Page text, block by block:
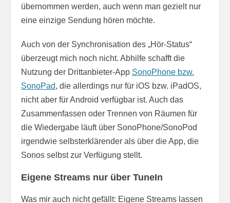
übernommen werden, auch wenn man gezielt nur
eine einzige Sendung hören möchte.
Auch von der Synchronisation des „Hör-Status“
überzeugt mich noch nicht. Abhilfe schafft die
Nutzung der Drittanbieter-App SonoPhone bzw.
SonoPad, die allerdings nur für iOS bzw. iPadOS,
nicht aber für Android verfügbar ist. Auch das
Zusammenfassen oder Trennen von Räumen für
die Wiedergabe läuft über SonoPhone/SonoPod
irgendwie selbsterklärender als über die App, die
Sonos selbst zur Verfügung stellt.
Eigene Streams nur über TuneIn
Was mir auch nicht gefällt: Eigene Streams lassen